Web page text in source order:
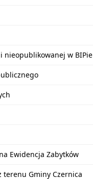
nieopublikowanej w BIPie
Ewidencja Zabytków
terenu Gminy Czernica